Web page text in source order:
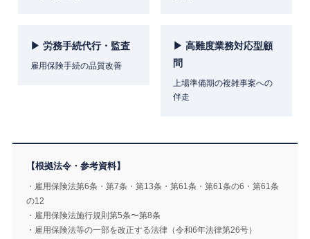
▶ 労務手続代行・監査
雇用保険手続の品質改善
▶ 高難度業務対応型顧
問
上場準備期の複雑事案への
伴走
【根拠法令・参考資料】
・雇用保険法第6条・第7条・第13条・第61条・第61条の6・第61条
の12
・雇用保険法施行規則第5条〜第8条
・雇用保険法等の一部を改正する法律（令和6年法律第26号）